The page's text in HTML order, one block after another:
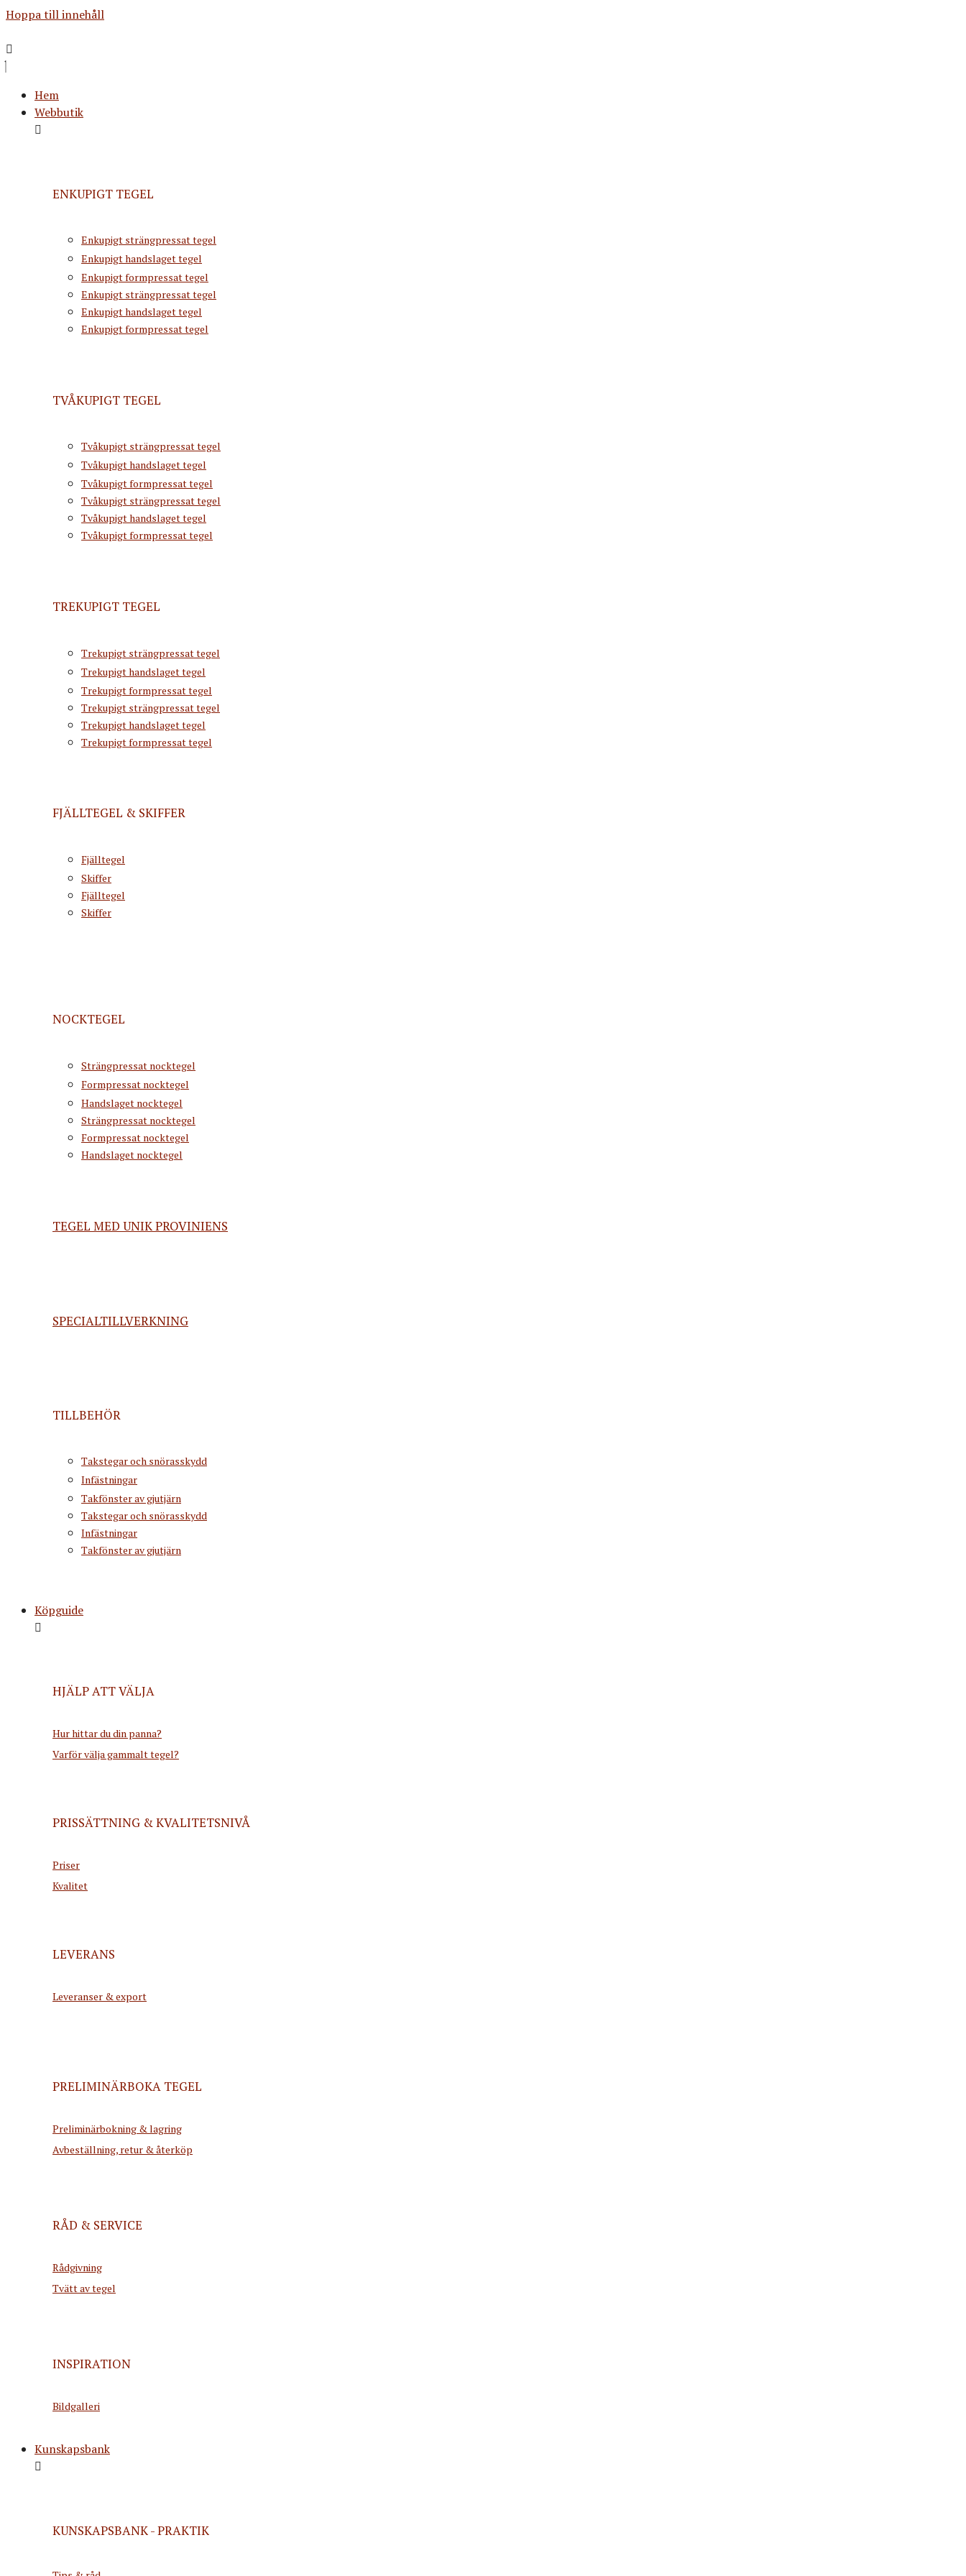
Hoppa till innehåll
Hem
Webbutik
ENKUPIGT TEGEL
Enkupigt strängpressat tegel
Enkupigt handslaget tegel
Enkupigt formpressat tegel
Enkupigt strängpressat tegel
Enkupigt handslaget tegel
Enkupigt formpressat tegel
TVÅKUPIGT TEGEL
Tvåkupigt strängpressat tegel
Tvåkupigt handslaget tegel
Tvåkupigt formpressat tegel
Tvåkupigt strängpressat tegel
Tvåkupigt handslaget tegel
Tvåkupigt formpressat tegel
TREKUPIGT TEGEL
Trekupigt strängpressat tegel
Trekupigt handslaget tegel
Trekupigt formpressat tegel
Trekupigt strängpressat tegel
Trekupigt handslaget tegel
Trekupigt formpressat tegel
FJÄLLTEGEL & SKIFFER
Fjälltegel
Skiffer
Fjälltegel
Skiffer
NOCKTEGEL
Strängpressat nocktegel
Formpressat nocktegel
Handslaget nocktegel
Strängpressat nocktegel
Formpressat nocktegel
Handslaget nocktegel
TEGEL MED UNIK PROVINIENS
SPECIALTILLVERKNING
TILLBEHÖR
Takstegar och snörasskydd
Infästningar
Takfönster av gjutjärn
Takstegar och snörasskydd
Infästningar
Takfönster av gjutjärn
Köpguide
HJÄLP ATT VÄLJA
Hur hittar du din panna?
Varför välja gammalt tegel?
PRISSÄTTNING & KVALITETSNIVÅ
Priser
Kvalitet
LEVERANS
Leveranser & export
PRELIMINÄRBOKA TEGEL
Preliminärbokning & lagring
Avbeställning, retur & återköp
RÅD & SERVICE
Rådgivning
Tvätt av tegel
INSPIRATION
Bildgalleri
Kunskapsbank
KUNSKAPSBANK - PRAKTIK